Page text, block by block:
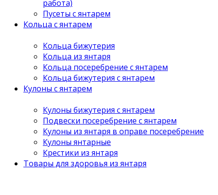
работа)
Пусеты с янтарем
Кольца с янтарем
Кольца бижутерия
Кольца из янтаря
Кольца посеребрение с янтарем
Кольца бижутерия с янтарем
Кулоны с янтарем
Кулоны бижутерия с янтарем
Подвески посеребрение с янтарем
Кулоны из янтаря в оправе посеребрение
Кулоны янтарные
Крестики из янтаря
Товары для здоровья из янтаря